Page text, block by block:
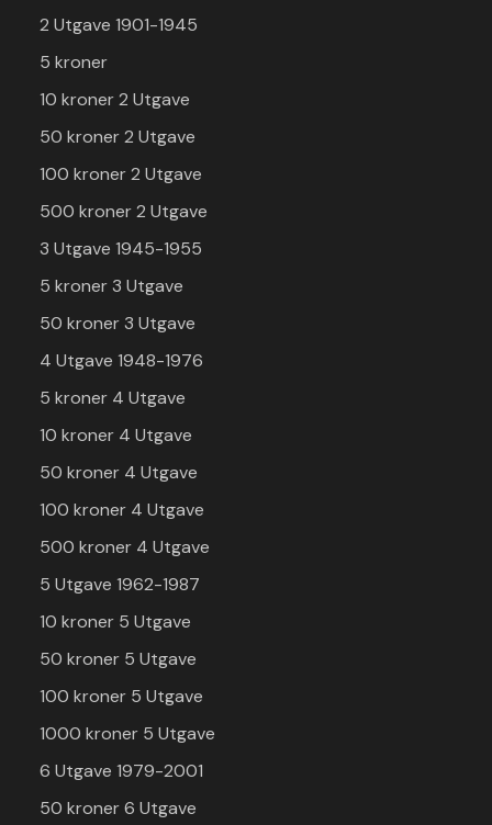
2 Utgave 1901-1945
5 kroner
10 kroner 2 Utgave
50 kroner 2 Utgave
100 kroner 2 Utgave
500 kroner 2 Utgave
3 Utgave 1945-1955
5 kroner 3 Utgave
50 kroner 3 Utgave
4 Utgave 1948-1976
5 kroner 4 Utgave
10 kroner 4 Utgave
50 kroner 4 Utgave
100 kroner 4 Utgave
500 kroner 4 Utgave
5 Utgave 1962-1987
10 kroner 5 Utgave
50 kroner 5 Utgave
100 kroner 5 Utgave
1000 kroner 5 Utgave
6 Utgave 1979-2001
50 kroner 6 Utgave